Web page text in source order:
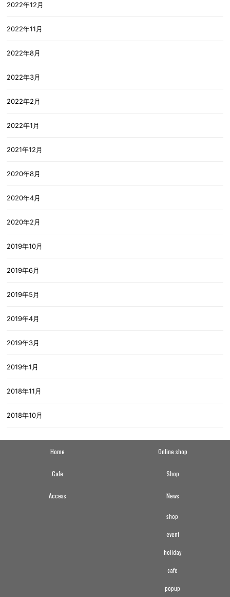
2022年12月
2022年11月
2022年8月
2022年3月
2022年2月
2022年1月
2021年12月
2020年8月
2020年4月
2020年2月
2019年10月
2019年6月
2019年5月
2019年4月
2019年3月
2019年1月
2018年11月
2018年10月
Home Online shop
Cafe Shop
Access News
shop
event
holiday
cafe
popup